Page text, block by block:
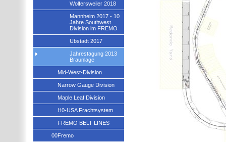
Wolfersweiler 2018
Mannheim 2017 - 10
Jahre Southwest
Division im FREMO
Ubstadt 2017
Jahrestagung 2013
Braunlage
Mid-West-Division
Narrow Gauge Division
Maple Leaf Division
H0-USA Frachtsystem
FREMO BELT LINES
00Fremo